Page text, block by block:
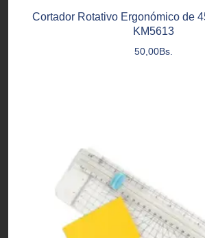
Cortador Rotativo Ergonómico de
KM5613
50,00Bs.